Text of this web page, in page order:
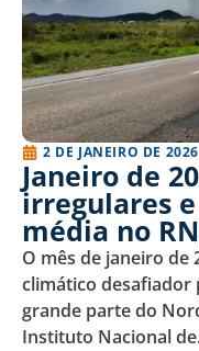
2 DE JANEIRO DE 2026
Janeiro de
irregulares
média no
O mês de janeiro de
climático desafiador
grande parte do
Instituto Nacional